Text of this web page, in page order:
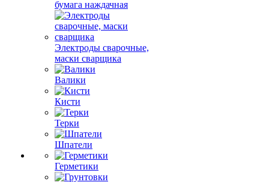
бумага наждачная
Электроды сварочные,
маски сварщика
Валики
Кисти
Терки
Шпатели
Герметики